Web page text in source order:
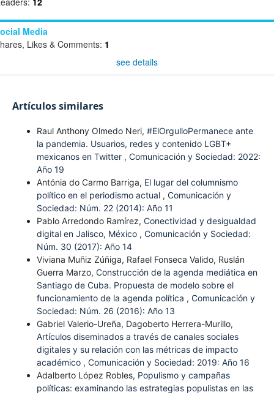
Media
Likes & Comments: 1
see details
Artículos similares
Raul Anthony Olmedo Neri, #ElOrgulloPermanece ante
la pandemia. Usuarios, redes y contenido LGBT+
mexicanos en Twitter , Comunicación y Sociedad: 2022:
Año 19
Antónia do Carmo Barriga, El lugar del columnismo
político en el periodismo actual , Comunicación y
Sociedad: Núm. 22 (2014): Año 11
Pablo Arredondo Ramírez, Conectividad y desigualdad
digital en Jalisco, México , Comunicación y Sociedad:
Núm. 30 (2017): Año 14
Viviana Muñiz Zúñiga, Rafael Fonseca Valido, Ruslán
Guerra Marzo, Construcción de la agenda mediática en
Santiago de Cuba. Propuesta de modelo sobre el
funcionamiento de la agenda política , Comunicación y
Sociedad: Núm. 26 (2016): Año 13
Gabriel Valerio-Ureña, Dagoberto Herrera-Murillo,
Artículos diseminados a través de canales sociales
digitales y su relación con las métricas de impacto
académico , Comunicación y Sociedad: 2019: Año 16
Adalberto López Robles, Populismo y campañas
políticas: examinando las estrategias populistas en las